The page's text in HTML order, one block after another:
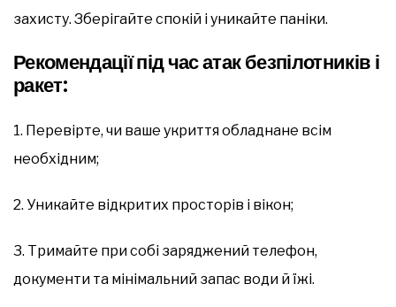
захисту. Зберігайте спокій і уникайте паніки.
Рекомендації під час атак безпілотників і
ракет:
1. Перевірте, чи ваше укриття обладнане всім
необхідним;
2. Уникайте відкритих просторів і вікон;
3. Тримайте при собі заряджений телефон,
документи та мінімальний запас води й їжі.